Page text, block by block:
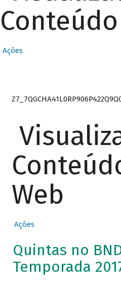
Ações
Web
Ações
Quintas no
Temporada